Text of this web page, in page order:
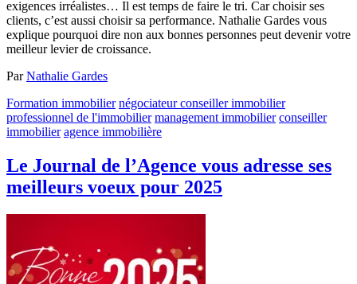
exigences irréalistes… Il est temps de faire le tri. Car choisir ses
clients, c’est aussi choisir sa performance. Nathalie Gardes vous
explique pourquoi dire non aux bonnes personnes peut devenir votre
meilleur levier de croissance.
ParNathalie Gardes
Formation immobilier négociateur conseiller immobilier
professionnel de l'immobilier management immobilier conseiller
immobilier agence immobilière
Le Journal de l’Agence vous adresse ses
meilleurs voeux pour 2025